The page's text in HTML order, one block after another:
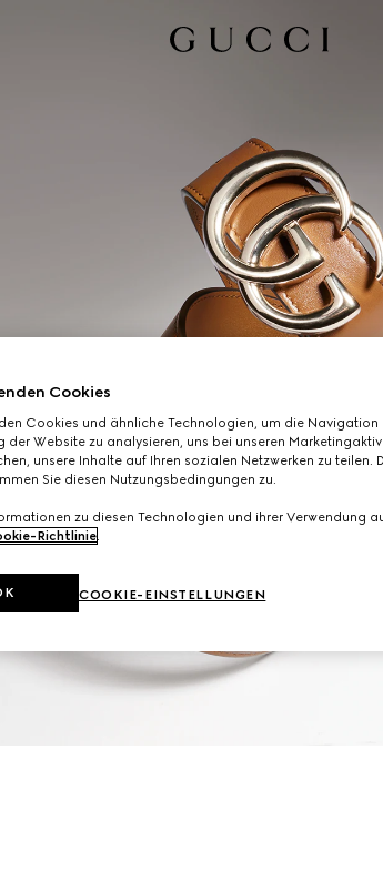
Cookies
Cookies und ähnliche Technologien, um die Navigation
der Website zu analysieren, uns bei unseren
unsere Inhalte auf Ihren sozialen Netzwerken zu teilen.
Sie diesen Nutzungsbedingungen zu.
zu diesen Technologien und ihrer Verwendung
Richtlinie.
COOKIE-EINSTELLUNGEN